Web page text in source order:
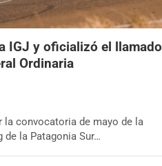
IGJ y oficializó el llamado
Ordinaria
la convocatoria de mayo de la
la Patagonia Sur…